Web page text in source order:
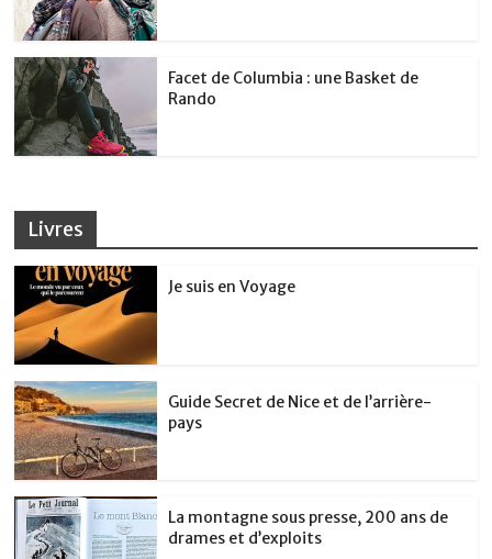
Facet de Columbia : une Basket de
Rando
Livres
Je suis en Voyage
Guide Secret de Nice et de l’arrière-
pays
La montagne sous presse, 200 ans de
drames et d’exploits